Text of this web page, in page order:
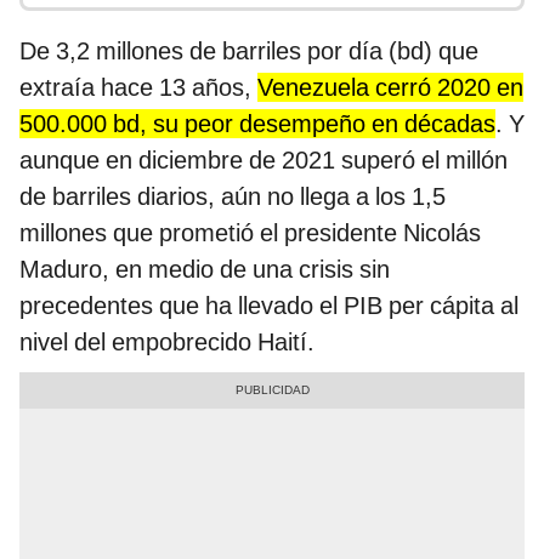
De 3,2 millones de barriles por día (bd) que
extraía hace 13 años, Venezuela cerró 2020 en
500.000 bd, su peor desempeño en décadas. Y
aunque en diciembre de 2021 superó el millón
de barriles diarios, aún no llega a los 1,5
millones que prometió el presidente Nicolás
Maduro, en medio de una crisis sin
precedentes que ha llevado el PIB per cápita al
nivel del empobrecido Haití.